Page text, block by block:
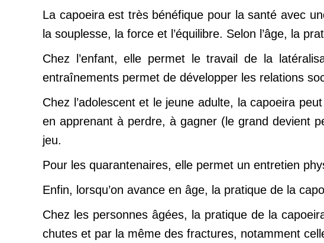
La capoeira est très bénéfique pour la santé avec
la souplesse, la force et l’équilibre. Selon l’âge, la
Chez l’enfant, elle permet le travail de la
entraînements permet de développer les relations
Chez l’adolescent et le jeune adulte, la capoeira
en apprenant à perdre, à gagner (le grand devient
jeu.
Pour les quarantenaires, elle permet un entretien
Enfin, lorsqu’on avance en âge, la pratique de la
Chez les personnes âgées, la pratique de la
chutes et par la même des fractures, notamment